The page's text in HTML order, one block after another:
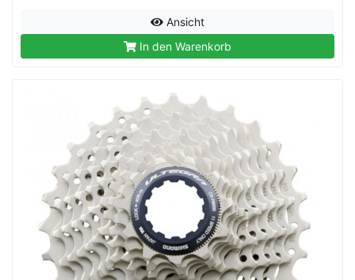
Ansicht
In den Warenkorb